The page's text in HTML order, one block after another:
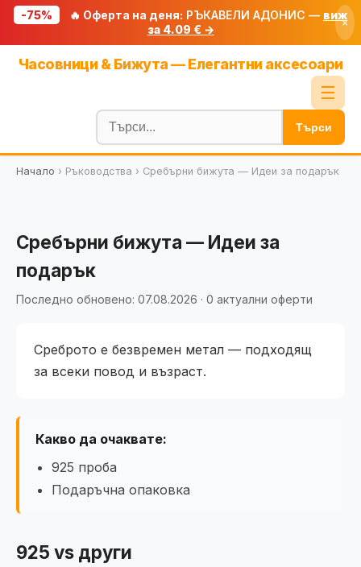
-75% 🔥 Оферта на деня: РЪКАВЕЛИ АДОНИС — виж
за 4.09 € →
×
Часовници & Бижута — Елегантни аксесоари
☰
Блог
🧮 Калкулатори
🔍 Намери продукт
Търси
Начало › Ръководства › Сребърни бижута — Идеи за подарък
Сребърни бижута — Идеи за
подарък
Последно обновено: 07.08.2026 · 0 актуални оферти
Среброто е безвремен метал — подходящ
за всеки повод и възраст.
Какво да очаквате:
925 пробa
Подаръчна опаковка
925 vs други